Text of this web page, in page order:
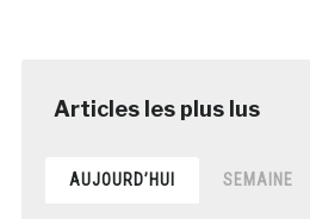
AUJOURD’HUI SEMAINE